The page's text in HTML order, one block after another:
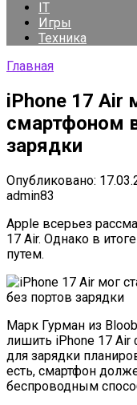
IT
Игры
Техника
Главная
iPhone 17 Air
смартфоном
зарядки
Опубликовано:
admin83
Apple всерьез
17 Air. Однако в
путем.
Марк Гурман из
лишить iPhone 17 Air
для зарядки
есть, смартфон
беспроводным